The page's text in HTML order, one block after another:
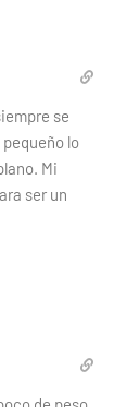
se
lo
Mi
ser un